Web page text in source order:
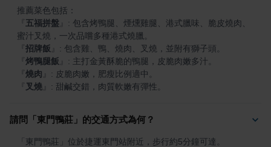
五福拼盤
: 包含烤鴨腿、煙燻雞腿、港式臘味、脆皮燒肉、
招牌飯
烤鴨腿飯
燒肉
叉燒 : 甜鹹交錯，肉質軟嫩有彈性。
請問「東門鴨莊」的交通方式為何？
「東門鴨莊」位於捷運東門站附近，步行約5分鐘可達。